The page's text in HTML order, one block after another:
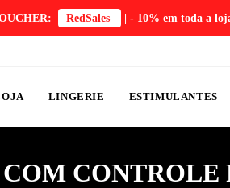
RedSales | - 10% em toda a
LINGERIE ESTIMULANTES
CONTROLE